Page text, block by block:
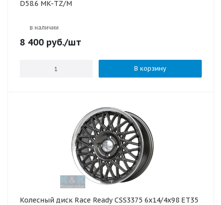
D58.6 MK-TZ/M
в наличии
8 400 руб./шт
В корзину
Колесный диск Race Ready CSS3375 6x14/4x98 ET35